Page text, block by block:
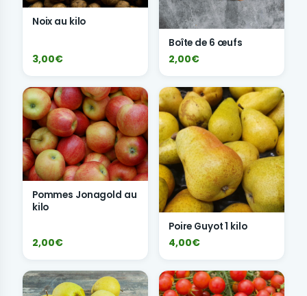
Noix au kilo
3,00€
Boîte de 6 œufs
2,00€
Pommes Jonagold au
kilo
2,00€
Poire Guyot 1 kilo
4,00€